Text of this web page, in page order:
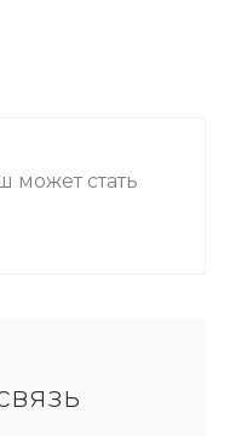
может стать